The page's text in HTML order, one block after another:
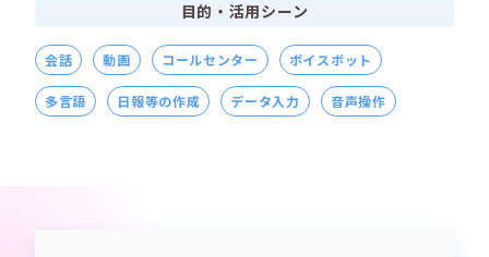
目的・活用シーン
会話 動画 コールセンター ボイスボット
多言語 日報等の作成 データ入力 音声操作